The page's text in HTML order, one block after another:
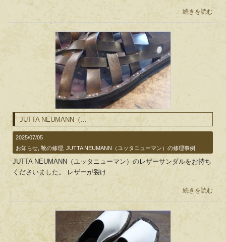
続きを読む
JUTTA NEUMANN（...
2025/07/05
お知らせ ,靴の修理 ,JUTTA NEUMANN（ユッタニューマン）の修理事例
JUTTA NEUMANN（ユッタニューマン）のレザーサンダルをお持ち
くださいました。 レザーが裂け
続きを読む